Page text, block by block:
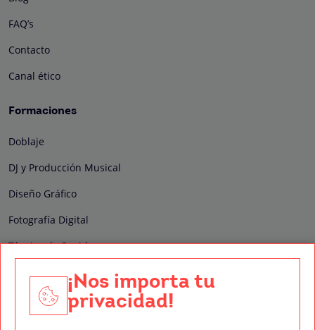
FAQ’s
Contacto
Canal ético
Formaciones
Doblaje
DJ y Producción Musical
Diseño Gráfico
Fotografía Digital
Técnico de Sonido
Edición y Postproducción de Vídeo
Nuestros sellos de calidad
¡Nos importa tu
privacidad!